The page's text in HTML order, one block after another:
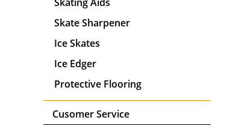
Skate Sharpener
Ice Skates
Ice Edger
Protective Flooring
Cusomer Service